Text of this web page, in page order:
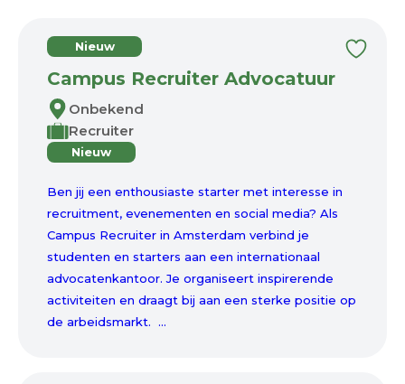
Nieuw
Campus Recruiter Advocatuur
Onbekend
Recruiter
Nieuw
Ben jij een enthousiaste starter met interesse in
recruitment, evenementen en social media? Als
Campus Recruiter in Amsterdam verbind je
studenten en starters aan een internationaal
advocatenkantoor. Je organiseert inspirerende
activiteiten en draagt bij aan een sterke positie op
de arbeidsmarkt. ...